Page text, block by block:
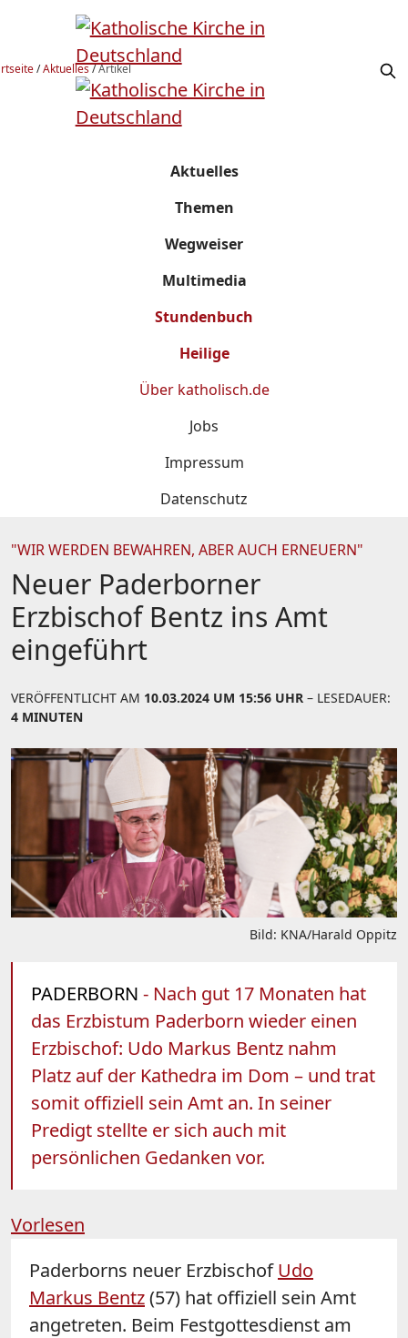
/Aktuelles/Artikel
Aktuelles
Themen
Wegweiser
Multimedia
Stundenbuch
Heilige
Über katholisch.de
Jobs
Impressum
Datenschutz
"WIR WERDEN BEWAHREN, ABER AUCH ERNEUERN"
Neuer Paderborner
Erzbischof Bentz ins Amt
eingeführt
VERÖFFENTLICHT AM 10.03.2024 UM 15:56 UHR – LESEDAUER:
4 MINUTEN
Bild: KNA/Harald Oppitz
PADERBORN - Nach gut 17 Monaten hat
das Erzbistum Paderborn wieder einen
Erzbischof: Udo Markus Bentz nahm
Platz auf der Kathedra im Dom – und trat
somit offiziell sein Amt an. In seiner
Predigt stellte er sich auch mit
persönlichen Gedanken vor.
Vorlesen
Paderborns neuer ErzbischofUdo
Markus Bentz(57) hat offiziell sein Amt
angetreten. Beim Festgottesdienst am